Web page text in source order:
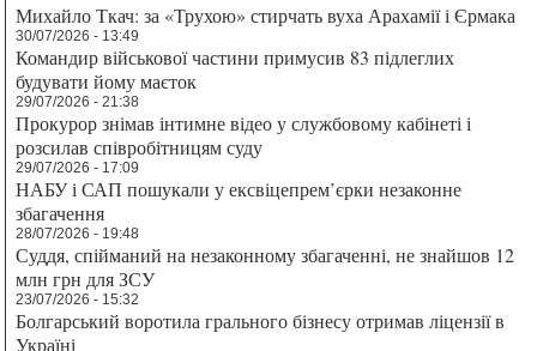
Михайло Ткач: за «Трухою» стирчать вуха Арахамії і Єрмака
30/07/2026 - 13:49
Командир військової частини примусив 83 підлеглих
будувати йому маєток
29/07/2026 - 21:38
Прокурор знімав інтимне відео у службовому кабінеті і
розсилав співробітницям суду
29/07/2026 - 17:09
НАБУ і САП пошукали у ексвіцепрем’єрки незаконне
збагачення
28/07/2026 - 19:48
Суддя, спійманий на незаконному збагаченні, не знайшов 12
млн грн для ЗСУ
23/07/2026 - 15:32
Болгарський воротила грального бізнесу отримав ліцензії в
Україні